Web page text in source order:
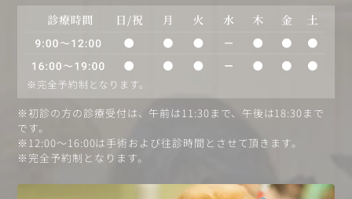
※初診の方の診療受付は、午前は11:30まで、午後は18:30まで
です。
※12:00〜16:00は手術および往診時間とさせて頂きます。
※完全予約制となります。